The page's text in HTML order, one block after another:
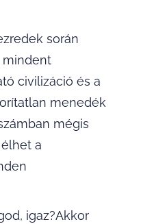
során
mindent
civilizáció és a
menedék
mégis
a
igaz?Akkor